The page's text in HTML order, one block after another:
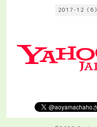
2017-12（6）